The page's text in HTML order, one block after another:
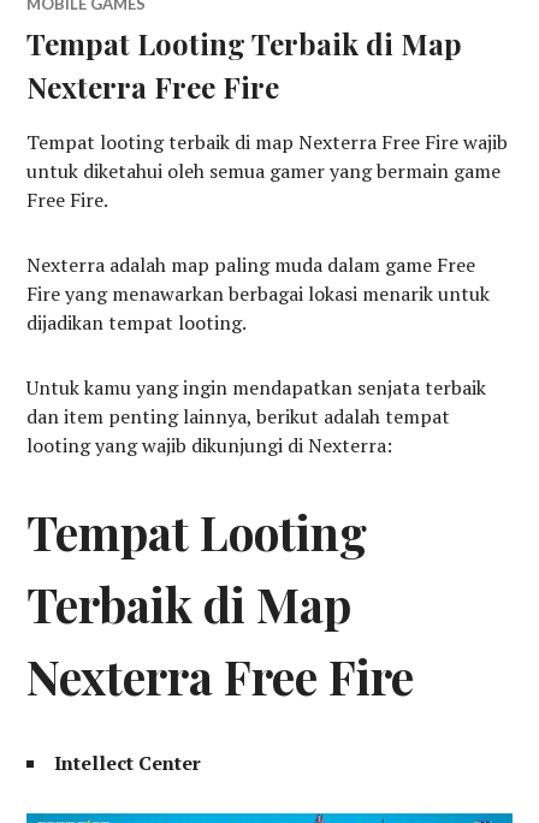
Tempat Looting Terbaik di Map
Nexterra Free Fire
Tempat looting terbaik di map Nexterra Free Fire wajib
untuk diketahui oleh semua gamer yang bermain game
Free Fire.
Nexterra adalah map paling muda dalam game Free
Fire yang menawarkan berbagai lokasi menarik untuk
dijadikan tempat looting.
Untuk kamu yang ingin mendapatkan senjata terbaik
dan item penting lainnya, berikut adalah tempat
looting yang wajib dikunjungi di Nexterra:
Tempat Looting
Terbaik di Map
Nexterra Free Fire
Intellect Center